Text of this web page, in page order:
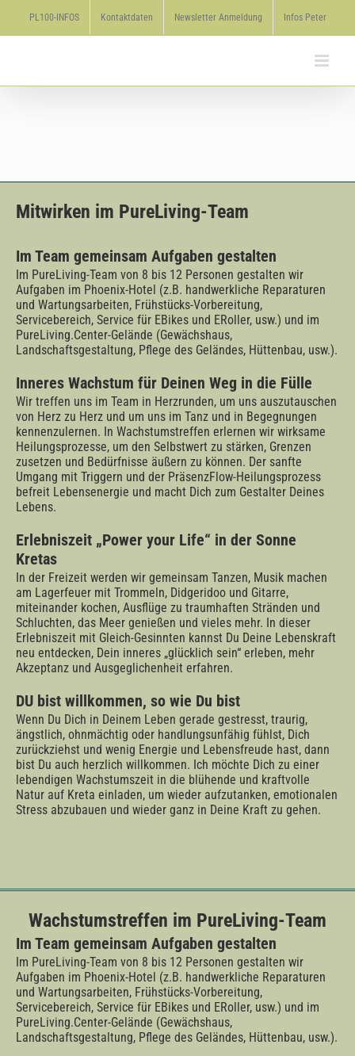
springen
PL100-INFOS Kontaktdaten Newsletter Anmeldung Infos Peter
Mitwirken im PureLiving-Team
Im Team gemeinsam Aufgaben gestalten
Im PureLiving-Team von 8 bis 12 Personen gestalten wir
Aufgaben im Phoenix-Hotel (z.B. handwerkliche Reparaturen
und Wartungsarbeiten, Frühstücks-Vorbereitung,
Servicebereich, Service für EBikes und ERoller, usw.) und im
PureLiving.Center-Gelände (Gewächshaus,
Landschaftsgestaltung, Pflege des Geländes, Hüttenbau, usw.).
Inneres Wachstum für Deinen Weg in die Fülle
Wir treffen uns im Team in Herzrunden, um uns auszutauschen
von Herz zu Herz und um uns im Tanz und in Begegnungen
kennenzulernen. In Wachstumstreffen erlernen wir wirksame
Heilungsprozesse, um den Selbstwert zu stärken, Grenzen
zusetzen und Bedürfnisse äußern zu können. Der sanfte
Umgang mit Triggern und der PräsenzFlow-Heilungsprozess
befreit Lebensenergie und macht Dich zum Gestalter Deines
Lebens.
Erlebniszeit „Power your Life“ in der Sonne
Kretas
In der Freizeit werden wir gemeinsam Tanzen, Musik machen
am Lagerfeuer mit Trommeln, Didgeridoo und Gitarre,
miteinander kochen, Ausflüge zu traumhaften Stränden und
Schluchten, das Meer genießen und vieles mehr. In dieser
Erlebniszeit mit Gleich-Gesinnten kannst Du Deine Lebenskraft
neu entdecken, Dein inneres „glücklich sein“ erleben, mehr
Akzeptanz und Ausgeglichenheit erfahren.
DU bist willkommen, so wie Du bist
Wenn Du Dich in Deinem Leben gerade gestresst, traurig,
ängstlich, ohnmächtig oder handlungsunfähig fühlst, Dich
zurückziehst und wenig Energie und Lebensfreude hast, dann
bist Du auch herzlich willkommen. Ich möchte Dich zu einer
lebendigen Wachstumszeit in die blühende und kraftvolle
Natur auf Kreta einladen, um wieder aufzutanken, emotionalen
Stress abzubauen und wieder ganz in Deine Kraft zu gehen.
Wachstumstreffen im PureLiving-Team
Im Team gemeinsam Aufgaben gestalten
Im PureLiving-Team von 8 bis 12 Personen gestalten wir
Aufgaben im Phoenix-Hotel (z.B. handwerkliche Reparaturen
und Wartungsarbeiten, Frühstücks-Vorbereitung,
Servicebereich, Service für EBikes und ERoller, usw.) und im
PureLiving.Center-Gelände (Gewächshaus,
Landschaftsgestaltung, Pflege des Geländes, Hüttenbau, usw.).